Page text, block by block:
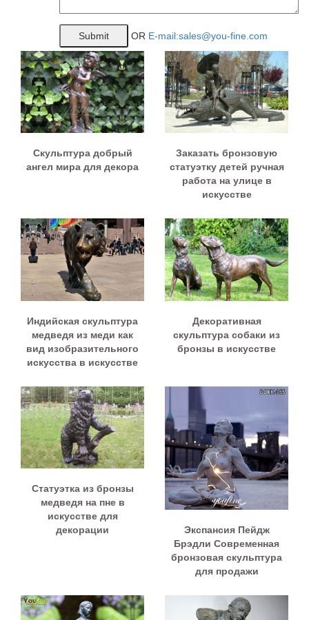
OR E-mail:sales@you-fine.com
Скульптура добрый
ангел мира для декора
Заказать бронзовую
статуэтку детей ручная
работа на улице в
искусстве
Индийская скульптура
медведя из меди как
вид изобразительного
искусства в искусстве
Декоративная
скульптура собаки из
бронзы в искусстве
Статуэтка из бронзы
медведя на пне в
искусстве для
декорации
Экспансия Пейдж
Брэдли Современная
бронзовая скульптура
для продажи